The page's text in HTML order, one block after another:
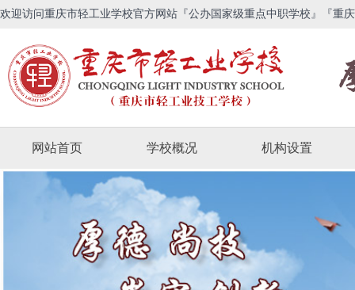
欢迎访问重庆市轻工业学校官方网站『公办国家级重点中职学校』『重
网站首页 学校概况 机构设置